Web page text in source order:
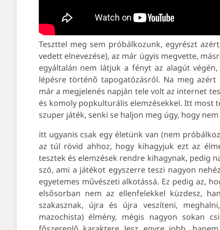
Teszttel meg sem próbálkozunk, egyrészt
vedett elnevezése), az már úgyis megvette,
egyáltalán nem látjuk a fényt az alagút
lépésre történő tapogatózásról. Na meg
már a megjelenés napján tele volt az internet
és komoly popkulturális elemzésekkel. Itt most
szuper játék, senki se haljon meg úgy, hogy
itt ugyanis csak egy életünk van (nem
az túl rövid ahhoz, hogy kihagyjuk ezt az
tesztek és elemzések rendre kihagynak, pedig
szó, ami a játékot egyszerre teszi nagyon
egyetemes művészeti alkotássá. Ez pedig az,
elsősorban nem az ellenfelekkel küzdesz,
szakasznak, újra és újra veszíteni,
mazochista) élmény, mégis nagyon sokan